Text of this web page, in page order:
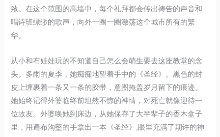
致。在这个范围的高墙中，每个礼拜都会传出祷告的声音和
唱诗班缥缈的歌声，向外一圈一圈激荡这个城市所有的繁
华。
从小和布娃娃玩的不知道自己怎么会萌生要去这座教堂的念
头。多雨的夏季，她痴痴地望着手中的《圣经》。黑色的封
皮上缠裹着一条又一条的胶带，意图掩盖岁月留下的痕迹。
她始终记得外婆临终前坦然不惊的神情，对死亡就像迎待一
位故友。外婆唤她到床边，从她保存了大半辈子的香木盒子
里，用遍布沟壑的手拿出一本《圣经》 ,眼里充满了期许的神